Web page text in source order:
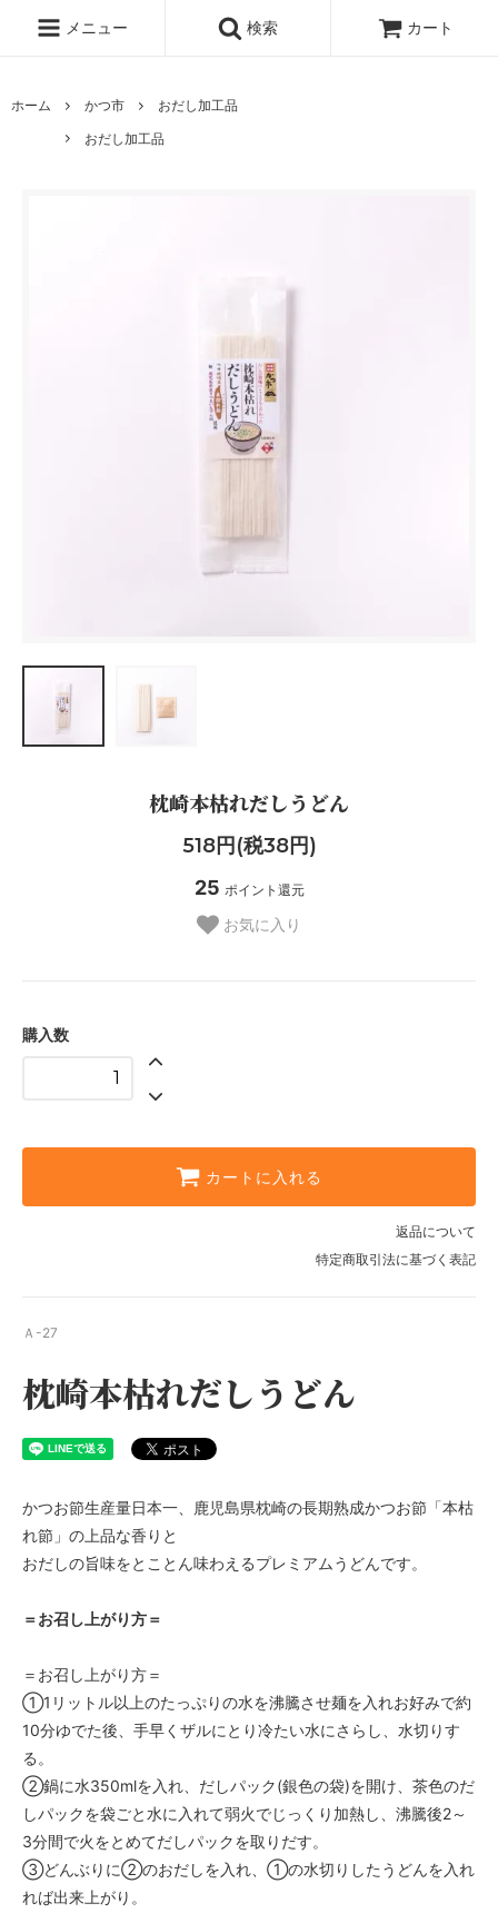
メニュー 検索 カート
ホーム かつ市
おだし加工品
おだし加工品
枕崎本枯れだしうどん
518円(税38円)
25 ポイント還元
お気に入り
購入数
カートに入れる
返品について
特定商取引法に基づく表記
Ａ-27
枕崎本枯れだしうどん
かつお節生産量日本一、鹿児島県枕崎の長期熟成かつお節「本枯
れ節」の上品な香りと
おだしの旨味をとことん味わえるプレミアムうどんです。
＝お召し上がり方＝
＝お召し上がり方＝
①1リットル以上のたっぷりの水を沸騰させ麺を入れお好みで約
10分ゆでた後、手早くザルにとり冷たい水にさらし、水切りす
る。
②鍋に水350mlを入れ、だしパック(銀色の袋)を開け、茶色のだ
しパックを袋ごと水に入れて弱火でじっくり加熱し、沸騰後2～
3分間で火をとめてだしパックを取りだす。
③どんぶりに②のおだしを入れ、①の水切りしたうどんを入れ
れば出来上がり。